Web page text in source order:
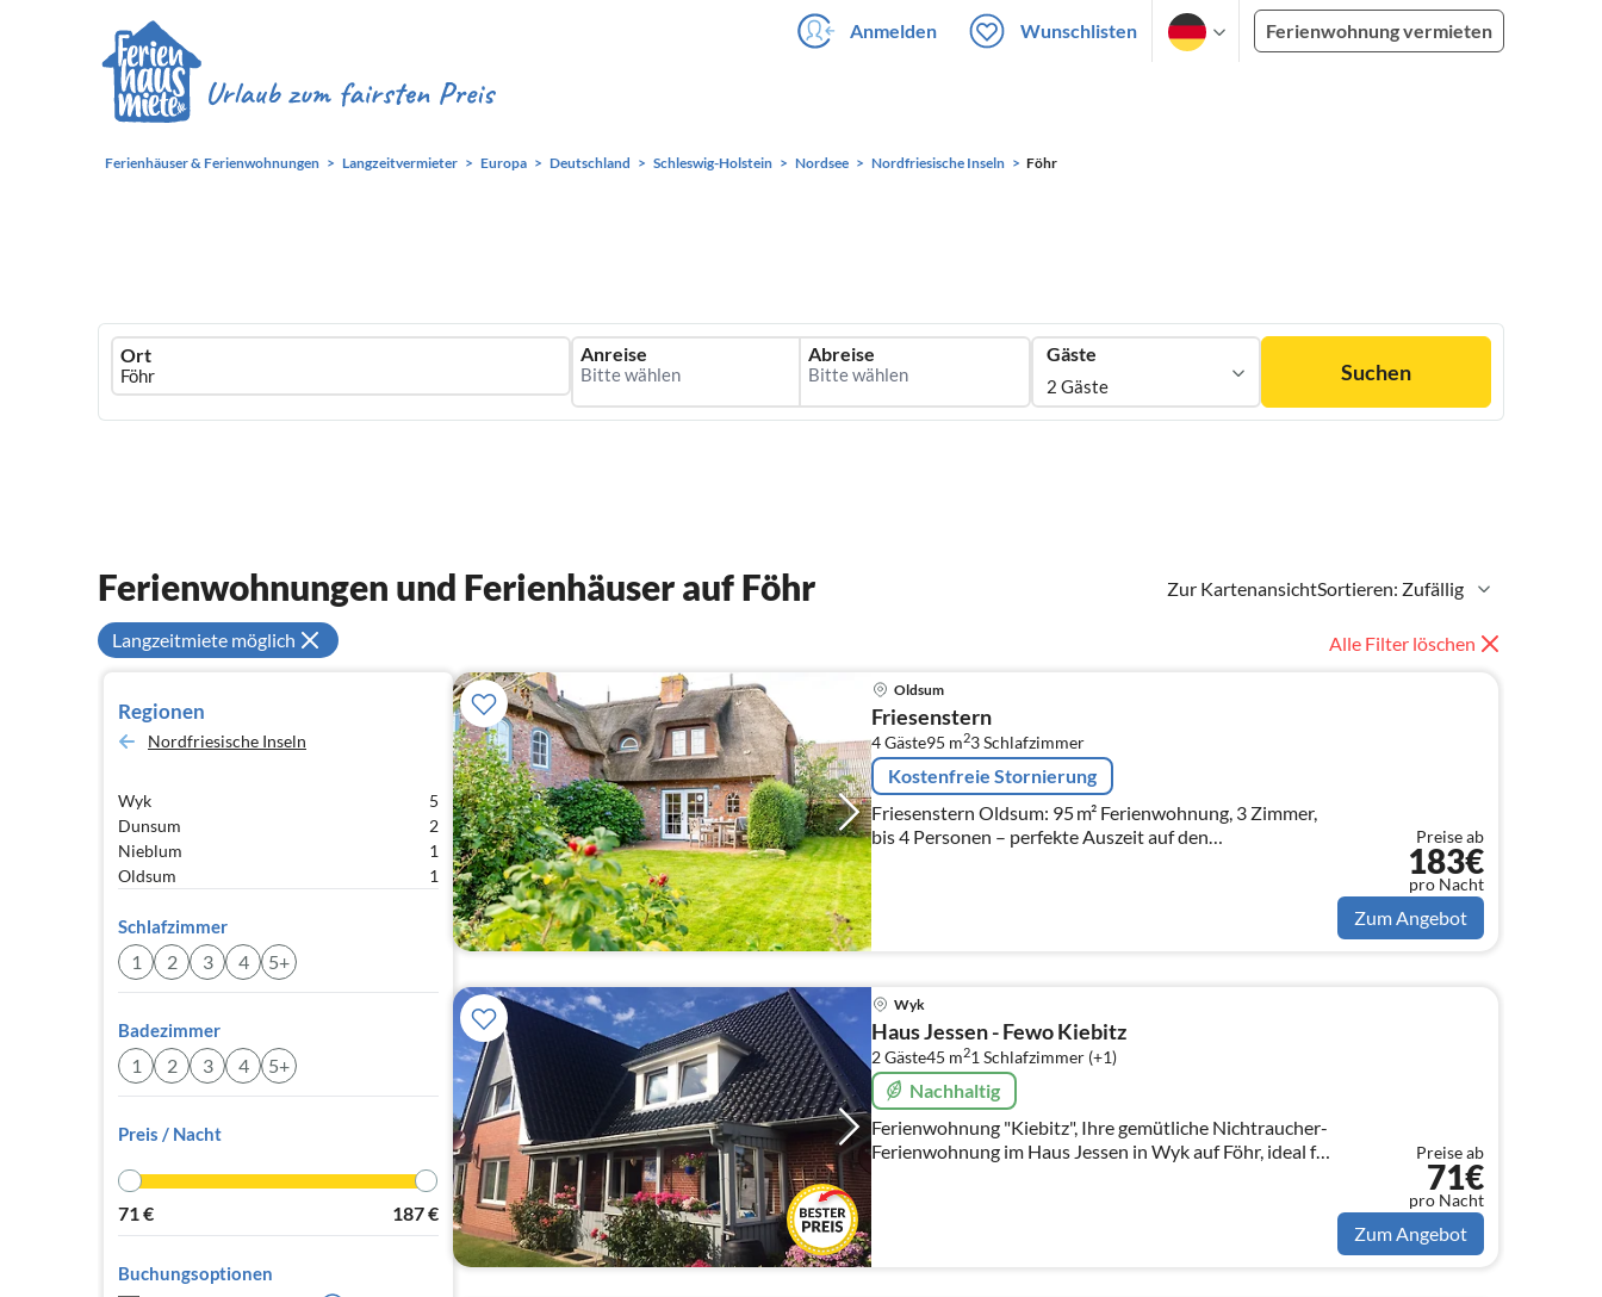
Anmelden Wunschlisten Ferienwohnung vermieten
Ferienhäuser & Ferienwohnungen Langzeitvermieter Europa Deutschland Schleswig-Holstein Nordsee Nordfriesische Inseln Föhr
Ferienhausmiete
logo
Ort Anreise Abreise Gäste
2 Gäste
Suchen
Zur KartenansichtSortieren: Zufällig
Ferienwohnungen und Ferienhäuser auf Föhr
Langzeitmiete möglich Alle Filter löschen
Regionen
Nordfriesische Inseln
Wyk
5
Dunsum
2
Nieblum
1
Oldsum
1
Schlafzimmer
1 2 3 4 5+
Badezimmer
1 2 3 4 5+
Preis / Nacht
71€ 187€
Buchungsoptionen
Oldsum
Friesenstern
4 Gäste95 m23Schlafzimmer
Kostenfreie Stornierung
Friesenstern Oldsum: 95 m² Ferienwohnung, 3 Zimmer,
bis 4 Personen – perfekte Auszeit auf den
Nordfriesischen Inseln!
Preise ab
183€
pro Nacht
Zum Angebot
Wyk
Haus Jessen - Fewo Kiebitz
2 Gäste45 m21 Schlafzimmer (+1)
Nachhaltig
Ferienwohnung "Kiebitz", Ihre gemütliche Nichtraucher-
Ferienwohnung im Haus Jessen in Wyk auf Föhr, ideal für
Juli 2025!
Preise ab
71€
pro Nacht
Zum Angebot